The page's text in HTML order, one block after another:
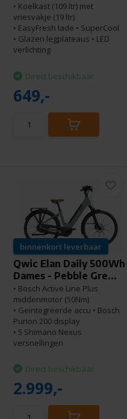
• Koelkast (109 ltr) met
vriesvakje (19 ltr)
• EasyFresh lade • SuperCool
• Glazen legplateaus • LED
verlichting
Direct beschikbaar
649,-
binnenkort leverbaar
Qwic Elan Daily 500Wh
Dames - Pebble Gre...
• Bosch Active Line Plus
middenmotor (50Nm)
• Geïntegreerde accu • Bosch
Purion 200 display
• 5 Shimano Nexus
versnellingen
Direct beschikbaar
2.999,-